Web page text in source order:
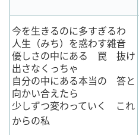
今を生きるのに多すぎるわ
人生（みち）を惑わす雑音
優しさの中にある 罠 抜け
出さなくっちゃ
自分の中にある本当の 答と
向かい合えたら
少しずつ変わっていく これ
からの私